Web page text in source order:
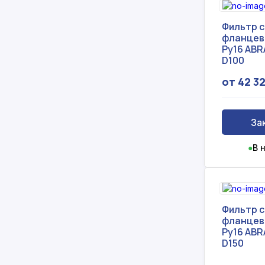
Фильтр
Ру16
D100
от 42
●В
Фильтр
Ру16
D150